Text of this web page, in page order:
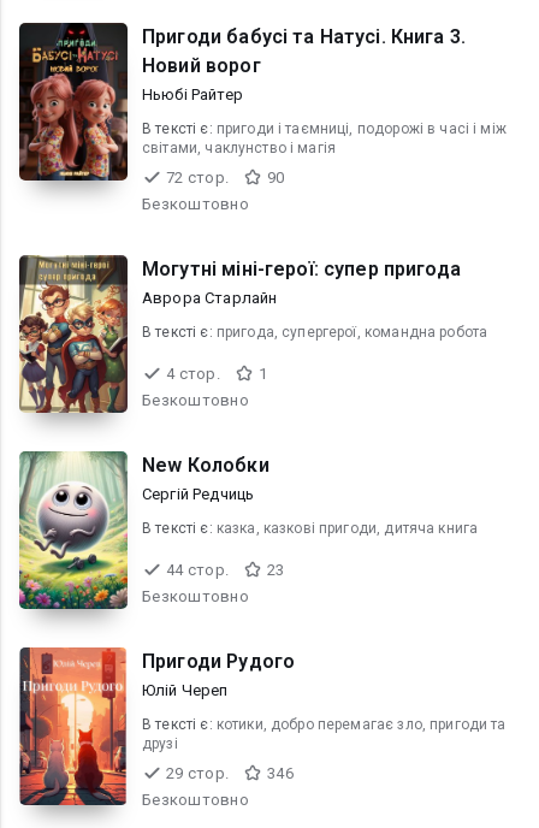
Пригоди бабусі та Натусі. Книга 3.
Новий ворог
Ньюбі Райтер
В текcті є: пригоди і таємниці, подорожі в часі і між
світами, чаклунство і магія
72 стор.
90
Безкоштовно
Могутні міні-герої: супер пригода
Аврора Старлайн
В текcті є: пригода, супергерої, командна робота
4 стор.
1
Безкоштовно
New Колобки
Сергій Редчиць
В текcті є: казка, казкові пригоди, дитяча книга
44 стор.
23
Безкоштовно
Пригоди Рудого
Юлій Череп
В текcті є: котики, добро перемагає зло, пригоди та
друзі
29 стор.
346
Безкоштовно